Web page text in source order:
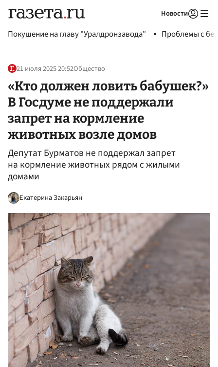
Новости
Покушение на главу "Уралдронзавода" Проблемы с
21 июля 2025 20:52Общество
«Кто должен ловить бабушек?»
В Госдуме не поддержали
запрет на кормление
животных возле домов
Депутат Бурматов не поддержал запрет
на кормление животных рядом с жилыми
домами
Екатерина Закарьян